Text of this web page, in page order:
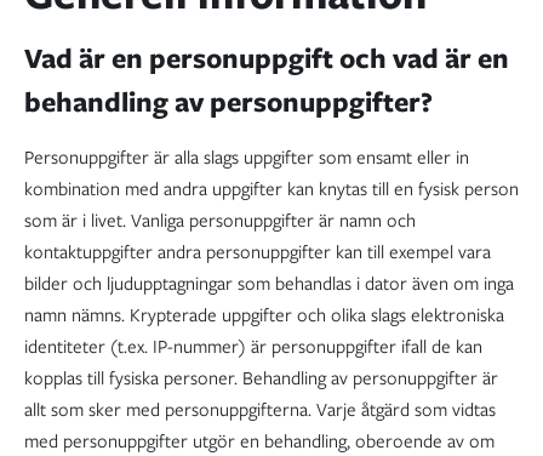
Vad är en personuppgift och vad är en
behandling av personuppgifter?
Personuppgifter är alla slags uppgifter som ensamt eller in
kombination med andra uppgifter kan knytas till en fysisk person
som är i livet. Vanliga personuppgifter är namn och
kontaktuppgifter andra personuppgifter kan till exempel vara
bilder och ljudupptagningar som behandlas i dator även om inga
namn nämns. Krypterade uppgifter och olika slags elektroniska
identiteter (t.ex. IP-nummer) är personuppgifter ifall de kan
kopplas till fysiska personer. Behandling av personuppgifter är
allt som sker med personuppgifterna. Varje åtgärd som vidtas
med personuppgifter utgör en behandling, oberoende av om